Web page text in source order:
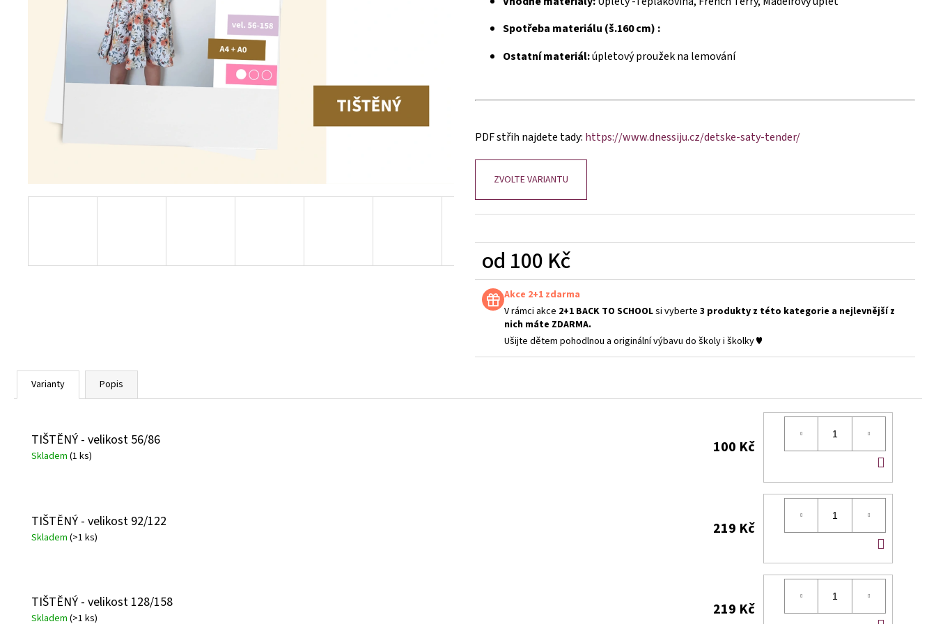
Spotřeba materiálu (š.160 cm) :
Ostatní materiál:úpletový proužek na lemování
PDF střih najdete tady: https://www.dnessiju.cz/detske-saty-tender/
ZVOLTE VARIANTU
od 100 Kč
Měrná
cena:Akce 2+1 zdarma
V rámci akce 2+1 BACK TO SCHOOLsi vyberte 3 produkty z této kategorie a nejlevnější z
nich máte ZDARMA.
Ušijte dětem pohodlnou a originální výbavu do školy i školky ♥
Varianty Popis
TIŠTĚNÝ - velikost 56/86
Skladem (1 ks) 100 Kč
TIŠTĚNÝ - velikost 92/122
Skladem (>1 ks) 219 Kč
TIŠTĚNÝ - velikost 128/158
Skladem (>1 ks) 219 Kč